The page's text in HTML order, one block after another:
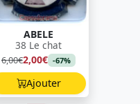
ABELE
38 Le chat
6,00€2,00€ -67%
Ajouter